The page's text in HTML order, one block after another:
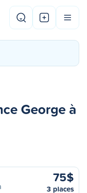
George à
75$
3 places